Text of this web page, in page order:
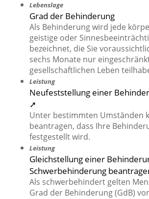
Lebenslage
Grad der Behinderung
Als Behinderung wird jede
geistige oder
bezeichnet, die Sie
sechs Monate nur
gesellschaftlichen Leben
Leistung
Neufeststellung einer
➚
Unter bestimmten Umständen
beantragen, dass Ihre
festgestellt wird.
Leistung
Gleichstellung einer
Schwerbehinderung
Als schwerbehindert gelten
Grad der Behinderung (GdB)